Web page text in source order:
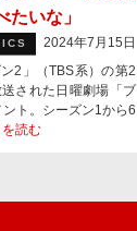
いな」
2024年7月15日
2」（TBS系）の第2
された日曜劇場「ブ
ト。シーズン1から6
読む